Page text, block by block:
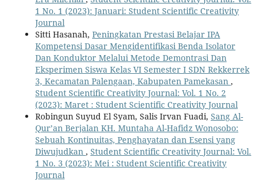
1 No. 1 (2023): Januari: Student Scientific Creativity
Journal
Sitti Hasanah, Peningkatan Prestasi Belajar IPA
Kompetensi Dasar Mengidentifikasi Benda Isolator
Dan Konduktor Melalui Metode Demontrasi Dan
Eksperimen Siswa Kelas VI Semester I SDN Rekkerrek
3, Kecamatan Palengaan, Kabupaten Pamekasan ,
Student Scientific Creativity Journal: Vol. 1 No. 2
(2023): Maret : Student Scientific Creativity Journal
Robingun Suyud El Syam, Salis Irvan Fuadi, Sang Al-
Qur’an Berjalan KH. Muntaha Al-Hafidz Wonosobo:
Sebuah Kontinuitas, Penghayatan dan Esensi yang
Diwujudkan , Student Scientific Creativity Journal: Vol.
1 No. 3 (2023): Mei : Student Scientific Creativity
Journal